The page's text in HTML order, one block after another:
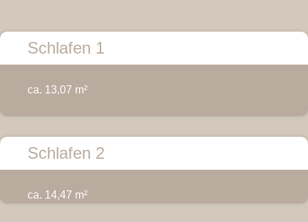
Schlafen 1
ca. 13,07 m²
Schlafen 2
ca. 14,47 m²